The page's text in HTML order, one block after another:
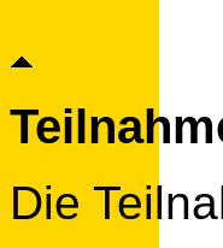
Die